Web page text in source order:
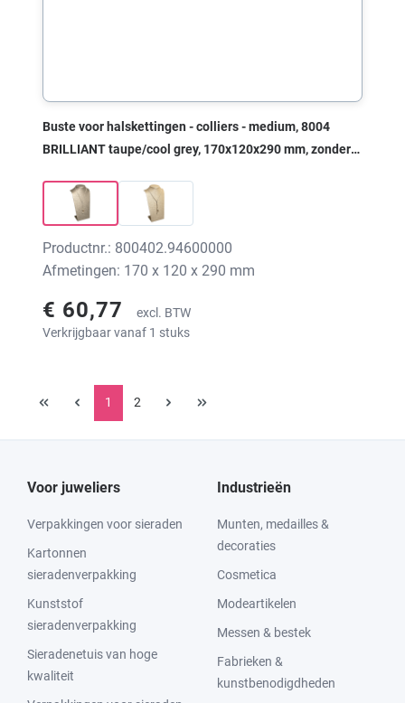
Buste voor halskettingen - colliers - medium, 8004
BRILLIANT taupe/cool grey, 170x120x290 mm, zonder
Productnr.: 800402.94600000
Afmetingen: 170 x 120 x 290 mm
€ 60,77
excl. BTW
Verkrijgbaar vanaf 1 stuks
1 2
Voor juweliers
Verpakkingen voor sieraden
Kartonnen
sieradenverpakking
Kunststof
sieradenverpakking
Sieradenetuis van hoge
kwaliteit
Industrieën
Munten, medailles &
decoraties
Cosmetica
Modeartikelen
Messen & bestek
Fabrieken &
kunstbenodigdheden